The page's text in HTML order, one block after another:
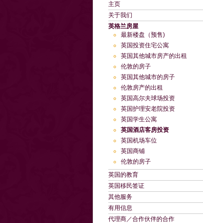
主页
关于我们
英格兰房屋
最新楼盘（预售)
英国投资住宅公寓
英国其他城市房产的出租
伦敦的房子
英国其他城市的房子
伦敦房产的出租
英国高尔夫球场投资
英国护理安老院投资
英国学生公寓
英国酒店客房投资
英国机场车位
英国商铺
伦敦的房子
英国的教育
英国移民签证
其他服务
有用信息
代理商／合作伙伴的合作